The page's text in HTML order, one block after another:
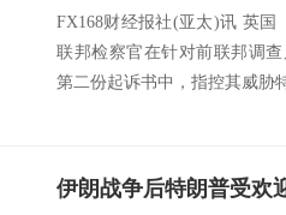
FX168财经报社(亚太)讯 英国
联邦检察官在针对前联邦调查
第二份起诉书中，指控其威胁